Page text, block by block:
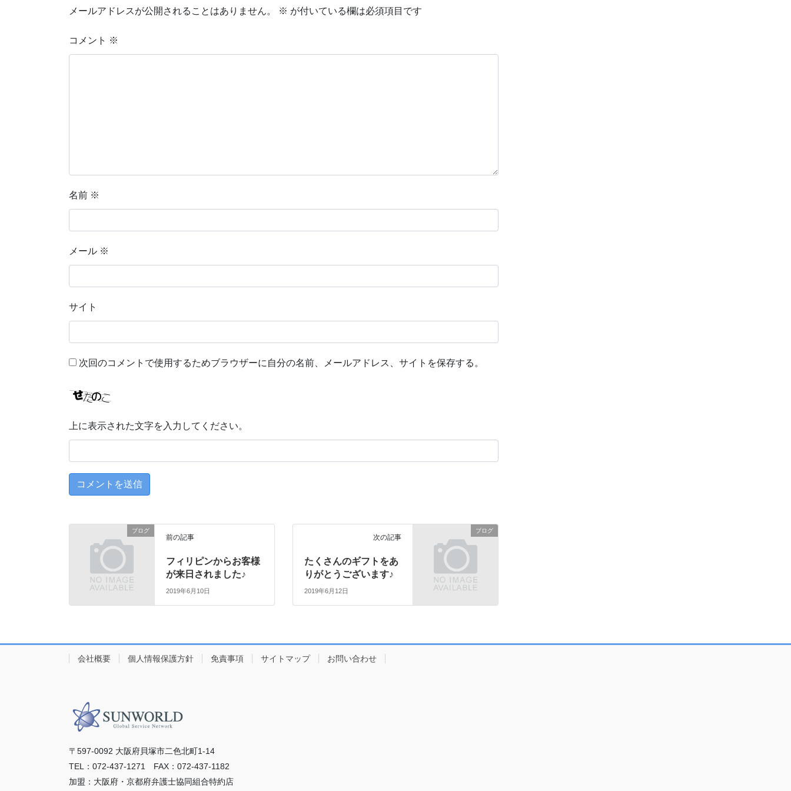
メールアドレスが公開されることはありません。 ※ が付いている欄は必須項目です
コメント ※
名前 ※
メール ※
サイト
次回のコメントで使用するためブラウザーに自分の名前、メールアドレス、サイトを保存する。
上に表示された文字を入力してください。
ブログ
前の記事
フィリピンからお客様
が来日されました♪
2019年6月10日
ブログ
次の記事
たくさんのギフトをあ
りがとうございます♪
2019年6月12日
会社概要 個人情報保護方針 免責事項 サイトマップ お問い合わせ
〒597-0092 ⼤阪府⾙塚市⼆⾊北町1-14
TEL：072-437-1271 FAX：072-437-1182
加盟：⼤阪府・京都府弁護⼠協同組合特約店